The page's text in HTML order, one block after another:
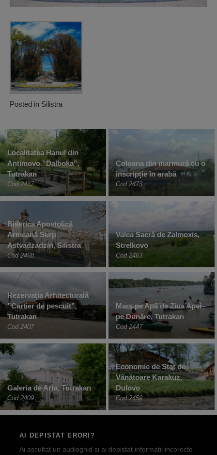
Posted in Silistra
Localitatea Hanul din
Antimovo “Dalboka”,
Tutrakan
Cod 2437
Coloana din marmură cu o
inscripție în arabă
Cod 2473
Biserica Apostolică
Armeană Surp
Astvadzadzin, Silistra
Cod 2468
Valea Sacră de Zalmoxis,
Strelkovo
Cod 2463
Rezervația Arhitecturală
”Cartier de pescuit”,
Tutrakan
Cod 2407
Marș pe Apă de Ziua Apei
pe Dunăre, Tutrakan
Cod 2447
Galeria de Arta, Tutrakan
Cod 2409
Economie de Stat de
Vânătoare Karakuz,
Dulovo
Cod 2459
AI DEPISTAT ERORI?
Ai ascultat un audioghid si ai depistat informatii incorecte